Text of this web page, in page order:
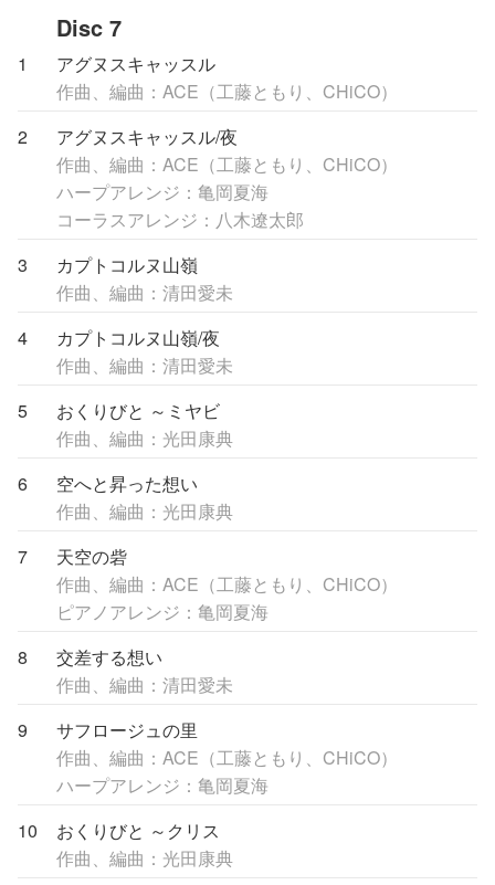
Disc 7
1
アグヌスキャッスル
作曲、編曲：ACE（工藤ともり、CHiCO）
2
アグヌスキャッスル/夜
作曲、編曲：ACE（工藤ともり、CHiCO）
ハープアレンジ：亀岡夏海
コーラスアレンジ：八木遼太郎
3
カプトコルヌ山嶺
作曲、編曲：清田愛未
4
カプトコルヌ山嶺/夜
作曲、編曲：清田愛未
5
おくりびと ～ミヤビ
作曲、編曲：光田康典
6
空へと昇った想い
作曲、編曲：光田康典
7
天空の砦
作曲、編曲：ACE（工藤ともり、CHiCO）
ピアノアレンジ：亀岡夏海
8
交差する想い
作曲、編曲：清田愛未
9
サフロージュの里
作曲、編曲：ACE（工藤ともり、CHiCO）
ハープアレンジ：亀岡夏海
10
おくりびと ～クリス
作曲、編曲：光田康典